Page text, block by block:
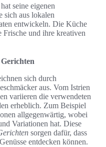
seine eigenen
sich aus lokalen
entwickeln. Die Küche
und ihre kreativen
sich durch
aus. Vom Istrien
variieren die verwendeten
erheblich. Zum Beispiel
allgegenwärtig, wobei
Variationen hat. Diese
sorgen dafür, dass
entdecken können.